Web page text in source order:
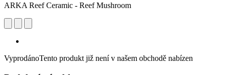
ARKA Reef Ceramic - Reef Mushroom
VyprodánoTento produkt již není v našem obchodě nabízen